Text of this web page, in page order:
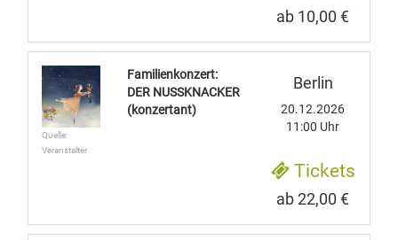
ab 10,00 €
Quelle:
Veranstalter
Familienkonzert:
DER NUSSKNACKER
(konzertant)
Berlin
20.12.2026
11:00 Uhr
Tickets
ab 22,00 €